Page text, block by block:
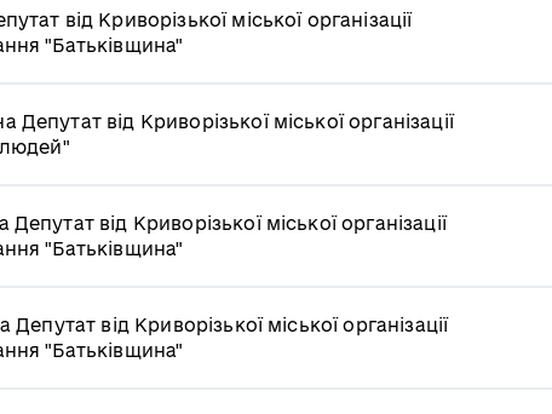
від Криворізької міської організації
"Батьківщина"
Депутат від Криворізької міської організації
людей"
Депутат від Криворізької міської організації
"Батьківщина"
Депутат від Криворізької міської організації
"Батьківщина"